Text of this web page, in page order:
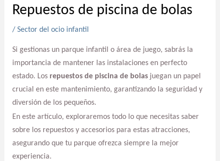
Repuestos de piscina de bolas
/ Sector del ocio infantil
Si gestionas un parque infantil o área de juego, sabrás la
importancia de mantener las instalaciones en perfecto
estado. Los repuestos de piscina de bolasjuegan un papel
crucial en este mantenimiento, garantizando la seguridad y
diversión de los pequeños.
En este artículo, exploraremos todo lo que necesitas saber
sobre los repuestos y accesorios para estas atracciones,
asegurando que tu parque ofrezca siempre la mejor
experiencia.